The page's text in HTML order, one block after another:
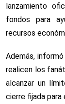
lanzamiento
fondos para
recursos
Además,
realicen los
alcanzar un
cierre fijada para